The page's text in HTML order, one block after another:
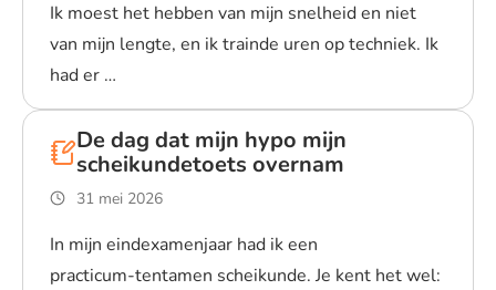
Ik moest het hebben van mijn snelheid en niet
van mijn lengte, en ik trainde uren op techniek. Ik
had er …
Lees blogpost
De dag dat mijn hypo mijn
scheikundetoets overnam
31 mei 2026
In mijn eindexamenjaar had ik een
practicum‑tentamen scheikunde. Je kent het wel: